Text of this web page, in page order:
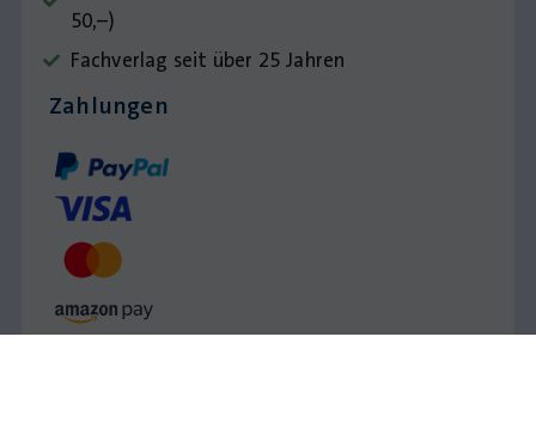
50,–)
Fachverlag seit über 25 Jahren
Zahlungen